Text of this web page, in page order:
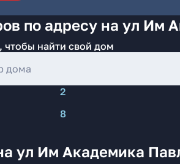
по адресу на ул Им
чтобы найти свой дом
2
8
ул Им Академика